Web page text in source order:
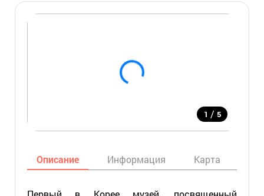
1 / 5
Описание Информация Карта